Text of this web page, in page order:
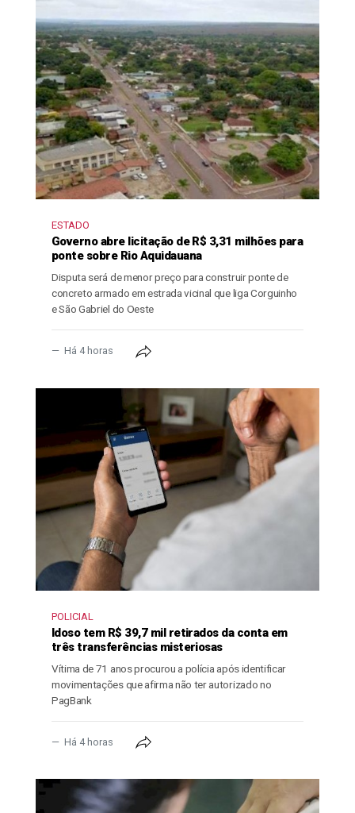
ESTADO
Governo abre licitação de R$ 3,31 milhões para
ponte sobre Rio Aquidauana
Disputa será de menor preço para construir ponte de
concreto armado em estrada vicinal que liga Corguinho
e São Gabriel do Oeste
Há 4 horas
POLICIAL
Idoso tem R$ 39,7 mil retirados da conta em
três transferências misteriosas
Vítima de 71 anos procurou a polícia após identificar
movimentações que afirma não ter autorizado no
PagBank
Há 4 horas